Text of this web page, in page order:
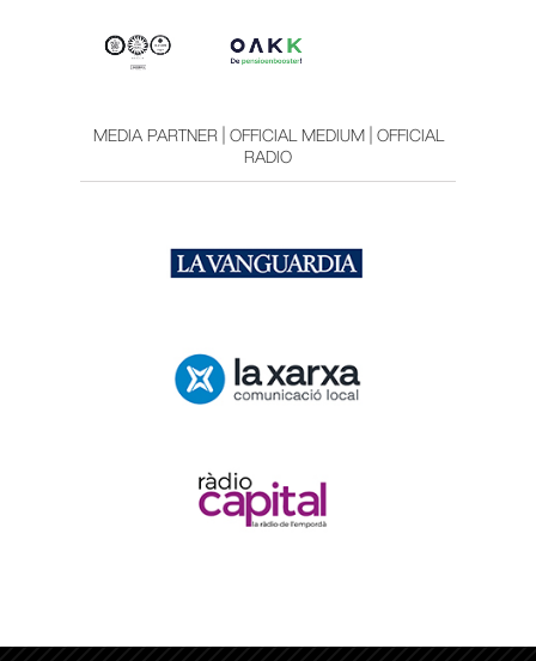
MEDIA PARTNER | OFFICIAL MEDIUM | OFFICIAL
RADIO